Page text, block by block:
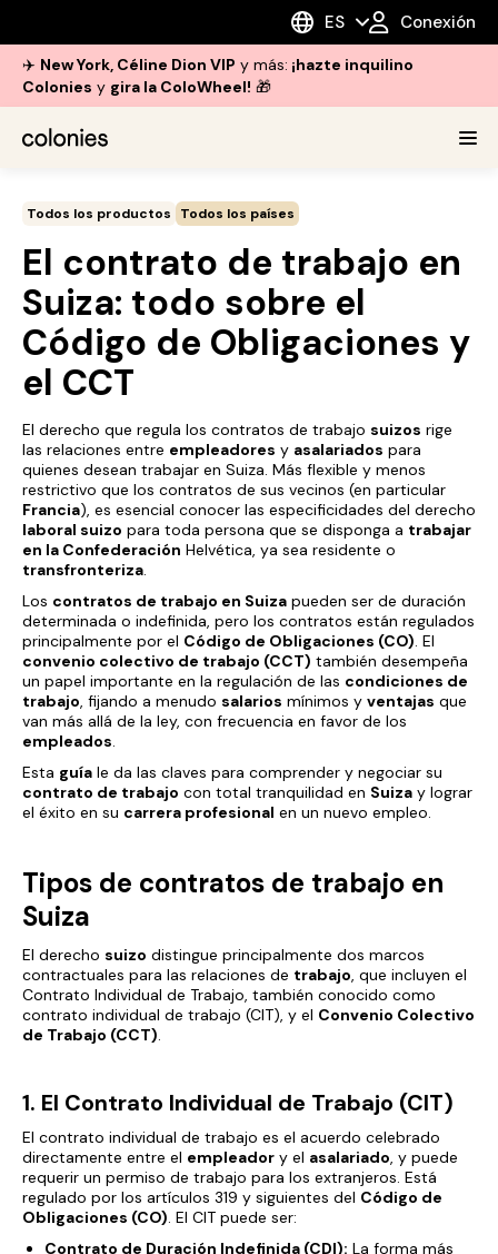
ES Conexión
✈️ New York, Céline Dion VIP y más: ¡hazte inquilino
Colonies y gira la ColoWheel! 🎁
Todos los productos Todos los países
El contrato de trabajo en
Suiza: todo sobre el
Código de Obligaciones y
el CCT
El derecho que regula los contratos de trabajo suizos rige
las relaciones entre empleadores y asalariados para
quienes desean trabajar en Suiza. Más flexible y menos
restrictivo que los contratos de sus vecinos (en particular
Francia), es esencial conocer las especificidades del derecho
laboral suizo para toda persona que se disponga a trabajar
en la Confederación Helvética, ya sea residente o
transfronteriza.
Los contratos de trabajo en Suiza pueden ser de duración
determinada o indefinida, pero los contratos están regulados
principalmente por el Código de Obligaciones (CO). El
convenio colectivo de trabajo (CCT) también desempeña
un papel importante en la regulación de las condiciones de
trabajo, fijando a menudo salarios mínimos y ventajas que
van más allá de la ley, con frecuencia en favor de los
empleados.
Esta guía le da las claves para comprender y negociar su
contrato de trabajo con total tranquilidad en Suiza y lograr
el éxito en su carrera profesional en un nuevo empleo.
Tipos de contratos de trabajo en
Suiza
El derecho suizo distingue principalmente dos marcos
contractuales para las relaciones de trabajo, que incluyen el
Contrato Individual de Trabajo, también conocido como
contrato individual de trabajo (CIT), y el Convenio Colectivo
de Trabajo (CCT).
1. El Contrato Individual de Trabajo (CIT)
El contrato individual de trabajo es el acuerdo celebrado
directamente entre el empleador y el asalariado, y puede
requerir un permiso de trabajo para los extranjeros. Está
regulado por los artículos 319 y siguientes del Código de
Obligaciones (CO). El CIT puede ser:
Contrato de Duración Indefinida (CDI): La forma más